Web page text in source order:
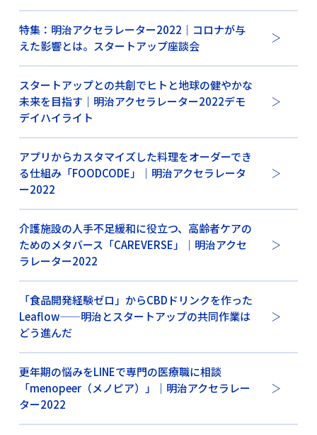
特集：明治アクセラレーター2022｜コロナが与
えた影響とは。スタートアップ座談会
スタートアップとの共創でヒトと地球の健やかな
未来を目指す｜明治アクセラレーター2022デモ
デイハイライト
アプリからカスタマイズした料理をオーダーでき
る仕組み「FOODCODE」｜明治アクセラレータ
ー2022
介護施設の人手不足緩和に役立つ、高齢者ケアの
ためのメタバース「CAREVERSE」｜明治アクセ
ラレーター2022
「食品開発経験ゼロ」からCBDドリンクを作った
Leaflow——明治とスタートアップの共同作業は
どう進んだ
更年期の悩みをLINEで専門の医療職に相談
「menopeer（メノピア）」｜明治アクセラレー
ター2022